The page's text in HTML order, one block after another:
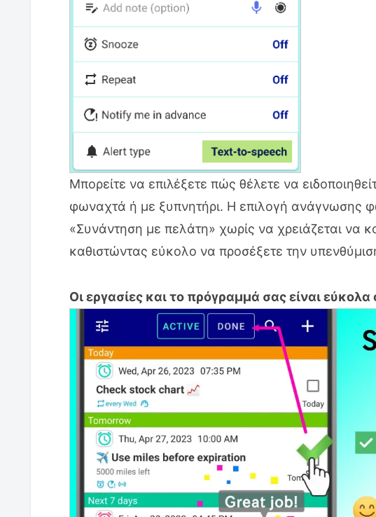
Μπορείτε να επιλέξετε πώς θέλετε να
φωναχτά ή με ξυπνητήρι. Η επιλογή ανάγνωσης
«Συνάντηση με πελάτη» χωρίς να χρειάζεται να
καθιστώντας εύκολο να προσέξετε την
Οι εργασίες και το πρόγραμμά σας είναι